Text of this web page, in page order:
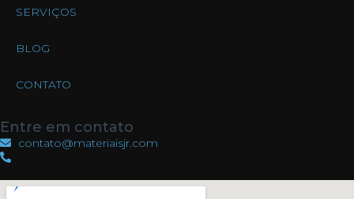
SERVIÇOS
BLOG
CONTATO
Entre em contato
contato@materiaisjr.com